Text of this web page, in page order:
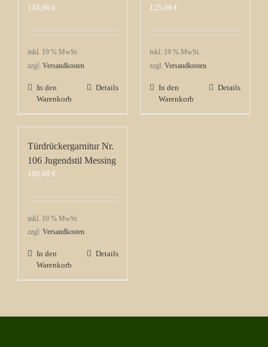
145,00 €
inkl. 19 % MwSt.
zzgl. Versandkosten
In den
Warenkorb
Details
125,00 €
inkl. 19 % MwSt.
zzgl. Versandkosten
In den
Warenkorb
Details
Türdrückergarnitur Nr.
106 Jugendstil Messing
180,00 €
inkl. 19 % MwSt.
zzgl. Versandkosten
In den
Warenkorb
Details